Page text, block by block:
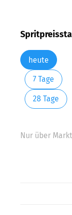
heute
7 Tage
28 Tage
Nur über